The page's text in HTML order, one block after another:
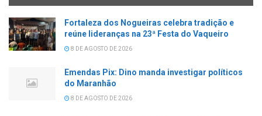
Fortaleza dos Nogueiras celebra tradição e
reúne lideranças na 23ª Festa do Vaqueiro
8 DE AGOSTO DE 2026
Emendas Pix: Dino manda investigar políticos
do Maranhão
8 DE AGOSTO DE 2026